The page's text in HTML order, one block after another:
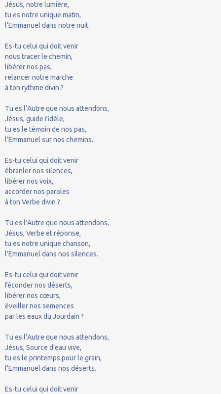
Jésus, notre lumière,
tu es notre unique matin,
l’Emmanuel dans notre nuit.
Es-tu celui qui doit venir
nous tracer le chemin,
libérer nos pas,
relancer notre marche
à ton rythme divin ?
Tu es l’Autre que nous attendons,
Jésus, guide fidèle,
tu es le témoin de nos pas,
l’Emmanuel sur nos chemins.
Es-tu celui qui doit venir
ébranler nos silences,
libérer nos voix,
accorder nos paroles
à ton Verbe divin ?
Tu es l’Autre que nous attendons,
Jésus, Verbe et réponse,
tu es notre unique chanson,
l’Emmanuel dans nos silences.
Es-tu celui qui doit venir
féconder nos déserts,
libérer nos cœurs,
éveiller nos semences
par les eaux du Jourdain ?
Tu es l’Autre que nous attendons,
Jésus, Source d’eau vive,
tu es le printemps pour le grain,
l’Emmanuel dans nos déserts.
Es-tu celui qui doit venir